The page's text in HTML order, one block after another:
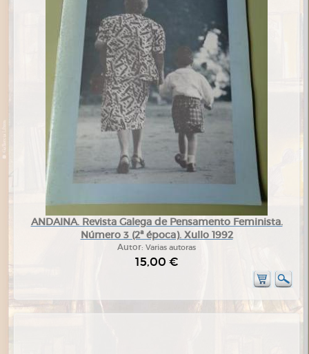
ANDAINA. Revista Galega de Pensamento Feminista.
Número 3 (2ª época). Xullo 1992
Autor: Varias autoras
15,00 €